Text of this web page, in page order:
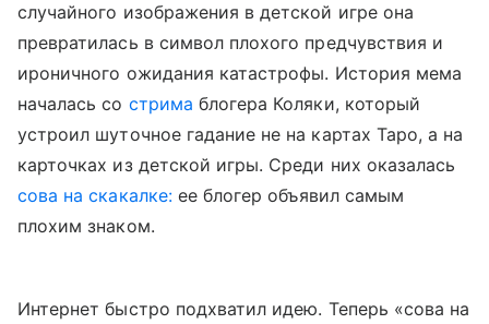
случайного изображения в детской игре она
превратилась в символ плохого предчувствия и
ироничного ожидания катастрофы. История мема
началась со стрима блогера Коляки, который
устроил шуточное гадание не на картах Таро, а на
карточках из детской игры. Среди них оказалась
сова на скакалке:ее блогер объявил самым
плохим знаком.
Интернет быстро подхватил идею. Теперь «сова на